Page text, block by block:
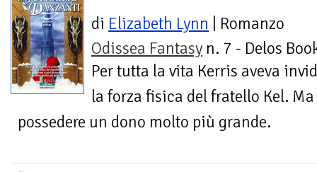
di Elizabeth Lynn | Romanzo
Odissea Fantasy n. 7 - Delos
Per tutta la vita Kerris aveva
la forza fisica del fratello Kel.
possedere un dono molto più grande.